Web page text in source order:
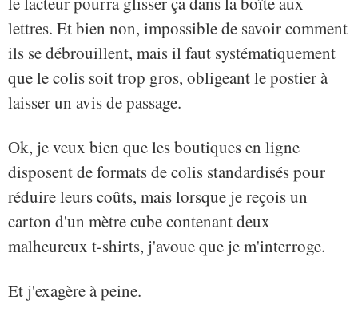
lettres. Et bien non, impossible de savoir comment
ils se débrouillent, mais il faut systématiquement
que le colis soit trop gros, obligeant le postier à
laisser un avis de passage.
Ok, je veux bien que les boutiques en ligne
disposent de formats de colis standardisés pour
réduire leurs coûts, mais lorsque je reçois un
carton d'un mètre cube contenant deux
malheureux t-shirts, j'avoue que je m'interroge.
Et j'exagère à peine.